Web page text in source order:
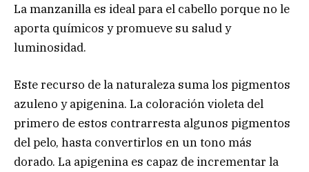
La manzanilla es ideal para el cabello porque no le
aporta químicos y promueve su salud y
luminosidad.
Este recurso de la naturaleza suma los pigmentos
azuleno y apigenina. La coloración violeta del
primero de estos contrarresta algunos pigmentos
del pelo, hasta convertirlos en un tono más
dorado. La apigenina es capaz de incrementar la